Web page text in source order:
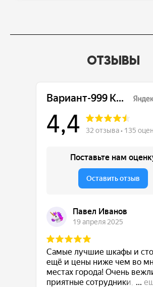
ОТЗЫВЫ